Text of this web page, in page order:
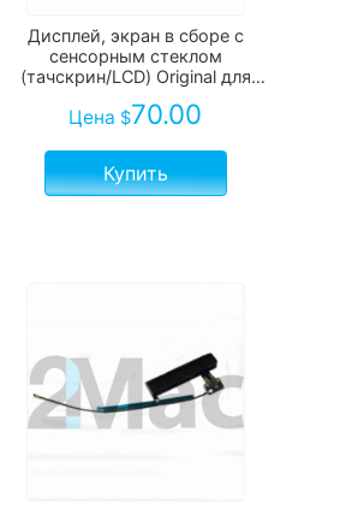
Дисплей, экран в сборе с
сенсорным стеклом
(тачскрин/LCD) Original для
Цена $70.00
Купить